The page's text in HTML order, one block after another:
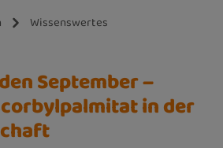
Wissenswertes
September –
in der